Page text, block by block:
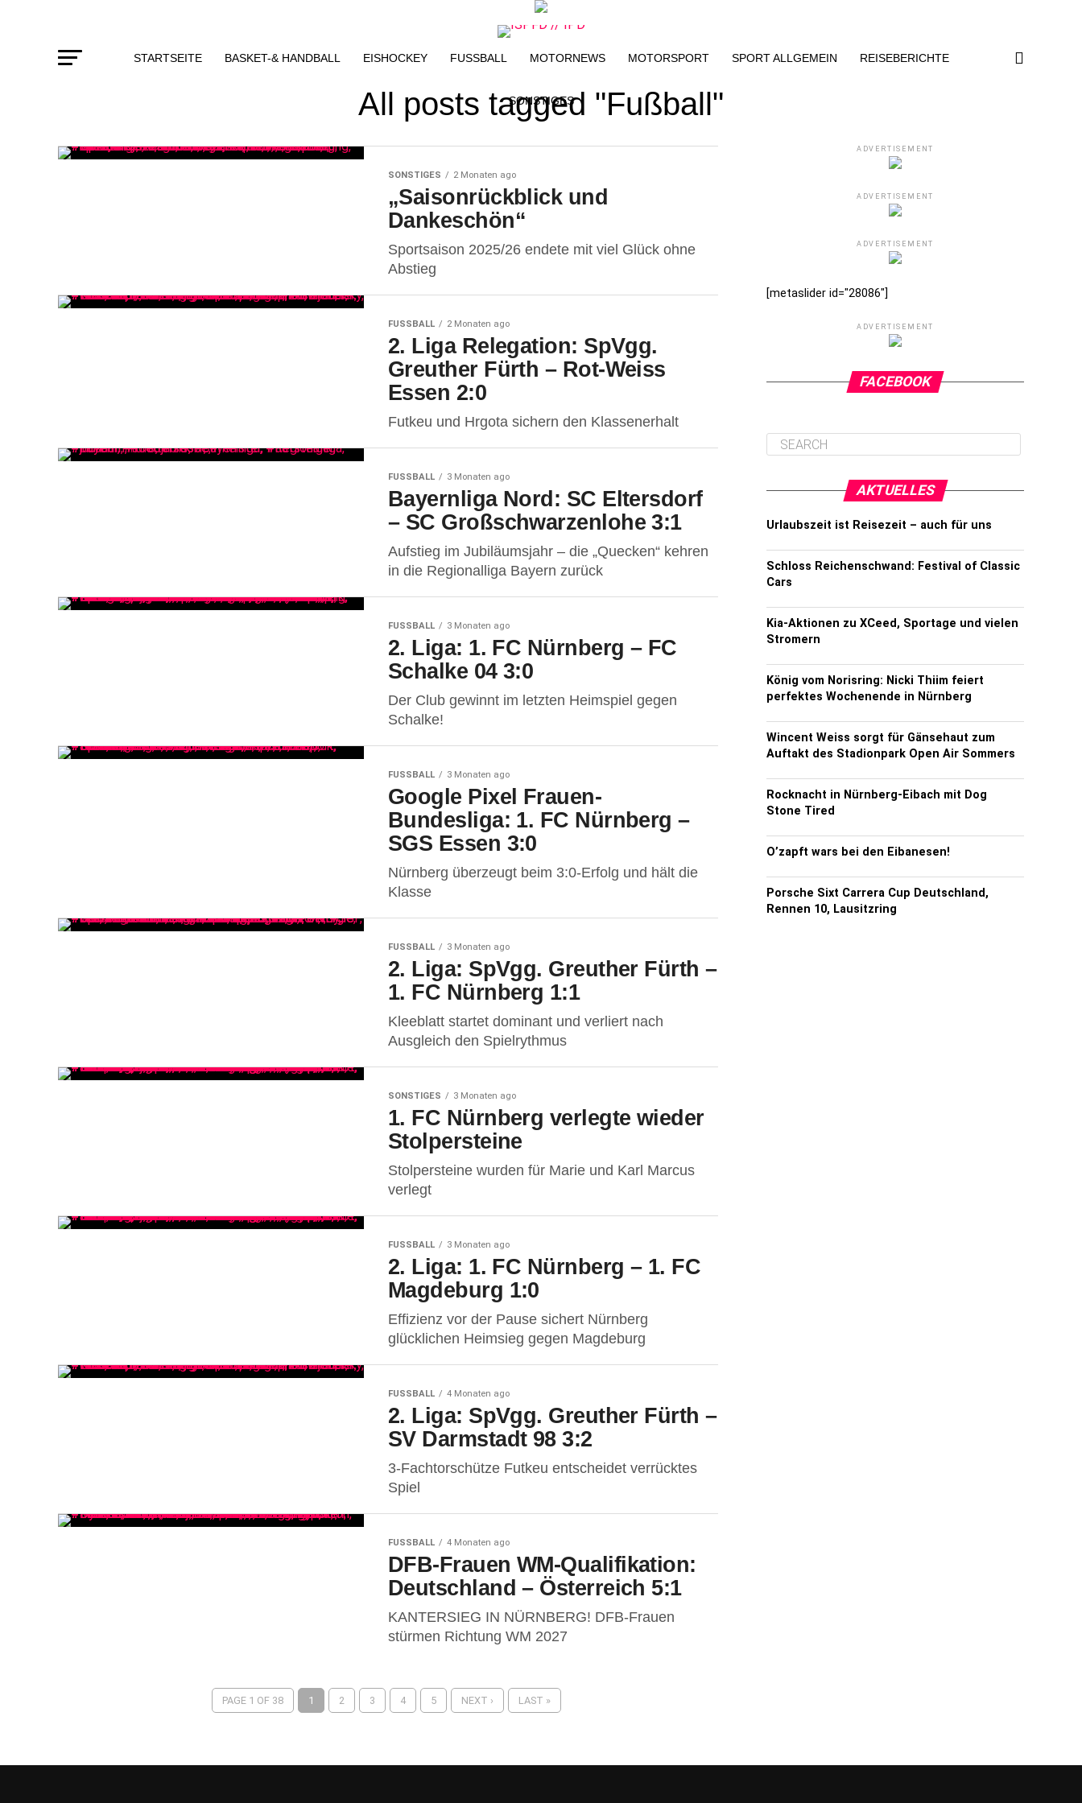
STARTSEITE BASKET-& HANDBALL EISHOCKEY FUSSBALL MOTORNEWS MOTORSPORT SPORT ALLGEMEIN REISEBERICHTE
SONSTIGES
All posts tagged "Fußball"
SONSTIGES 2 Monaten ago
„Saisonrückblick und
Dankeschön“
Sportsaison 2025/26 endete mit viel Glück ohne
Abstieg
FUSSBALL 2 Monaten ago
2. Liga Relegation: SpVgg.
Greuther Fürth – Rot-Weiss
Essen 2:0
Futkeu und Hrgota sichern den Klassenerhalt
FUSSBALL 3 Monaten ago
Bayernliga Nord: SC Eltersdorf
– SC Großschwarzenlohe 3:1
Aufstieg im Jubiläumsjahr – die „Quecken“ kehren
in die Regionalliga Bayern zurück
FUSSBALL 3 Monaten ago
2. Liga: 1. FC Nürnberg – FC
Schalke 04 3:0
Der Club gewinnt im letzten Heimspiel gegen
Schalke!
FUSSBALL 3 Monaten ago
Google Pixel Frauen-
Bundesliga: 1. FC Nürnberg –
SGS Essen 3:0
Nürnberg überzeugt beim 3:0-Erfolg und hält die
Klasse
FUSSBALL 3 Monaten ago
2. Liga: SpVgg. Greuther Fürth –
1. FC Nürnberg 1:1
Kleeblatt startet dominant und verliert nach
Ausgleich den Spielrythmus
SONSTIGES 3 Monaten ago
1. FC Nürnberg verlegte wieder
Stolpersteine
Stolpersteine wurden für Marie und Karl Marcus
verlegt
FUSSBALL 3 Monaten ago
2. Liga: 1. FC Nürnberg – 1. FC
Magdeburg 1:0
Effizienz vor der Pause sichert Nürnberg
glücklichen Heimsieg gegen Magdeburg
FUSSBALL 4 Monaten ago
2. Liga: SpVgg. Greuther Fürth –
SV Darmstadt 98 3:2
3-Fachtorschütze Futkeu entscheidet verrücktes
Spiel
FUSSBALL 4 Monaten ago
DFB-Frauen WM-Qualifikation:
Deutschland – Österreich 5:1
KANTERSIEG IN NÜRNBERG! DFB-Frauen
stürmen Richtung WM 2027
PAGE 1 OF 38 1 2 3 4 5 NEXT › LAST »
ADVERTISEMENT
ADVERTISEMENT
ADVERTISEMENT
[metaslider id="28086"]
ADVERTISEMENT
FACEBOOK
AKTUELLES
Urlaubszeit ist Reisezeit – auch für uns
Schloss Reichenschwand: Festival of Classic
Cars
Kia-Aktionen zu XCeed, Sportage und vielen
Stromern
König vom Norisring: Nicki Thiim feiert
perfektes Wochenende in Nürnberg
Wincent Weiss sorgt für Gänsehaut zum
Auftakt des Stadionpark Open Air Sommers
Rocknacht in Nürnberg-Eibach mit Dog
Stone Tired
O’zapft wars bei den Eibanesen!
Porsche Sixt Carrera Cup Deutschland,
Rennen 10, Lausitzring